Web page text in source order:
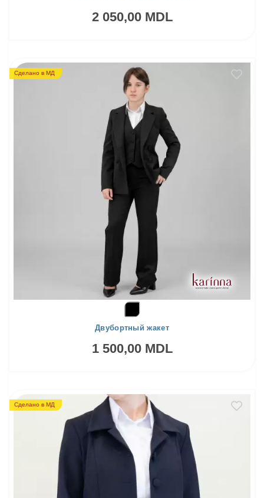
2 050,00 MDL
Сделано в МД
Двубортный жакет
1 500,00 MDL
Сделано в МД